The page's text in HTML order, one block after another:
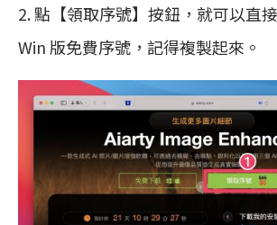
2. 點【領取序號】按鈕，就可以直
Win 版免費序號，記得複製起來。